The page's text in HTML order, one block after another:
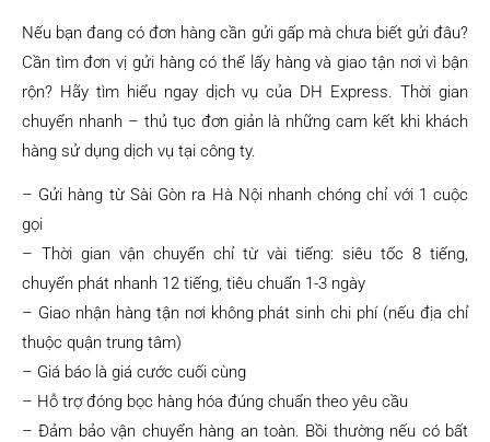
Nếu bạn đang có đơn hàng cần gửi gấp mà chưa biết gửi đâu?
Cần tìm đơn vị gửi hàng có thể lấy hàng và giao tận nơi vì bận
rộn? Hãy tìm hiểu ngay dịch vụ của DH Express. Thời gian
chuyển nhanh – thủ tục đơn giản là những cam kết khi khách
hàng sử dụng dịch vụ tại công ty.
– Gửi hàng từ Sài Gòn ra Hà Nội nhanh chóng chỉ với 1 cuộc
gọi
– Thời gian vận chuyển chỉ từ vài tiếng: siêu tốc 8 tiếng,
chuyển phát nhanh 12 tiếng, tiêu chuẩn 1-3 ngày
– Giao nhận hàng tận nơi không phát sinh chi phí (nếu địa chỉ
thuộc quận trung tâm)
– Giá báo là giá cước cuối cùng
– Hỗ trợ đóng bọc hàng hóa đúng chuẩn theo yêu cầu
– Đảm bảo vận chuyển hàng an toàn. Bồi thường nếu có bất